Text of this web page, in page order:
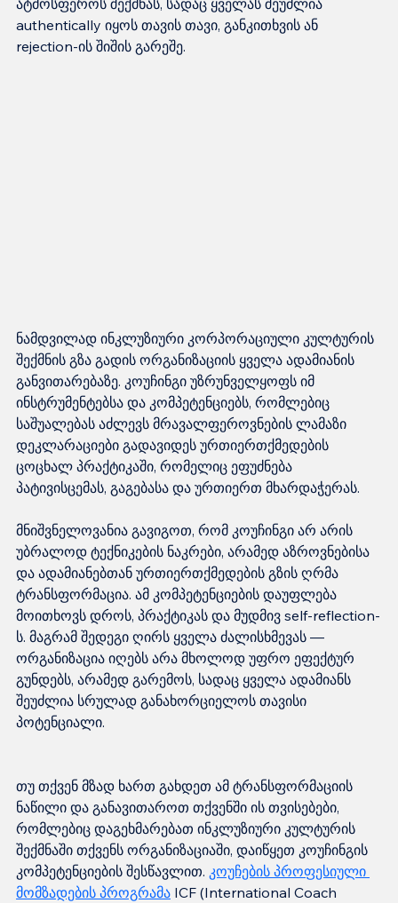
ატმოსფეროს შექმნას, სადაც ყველას შეუძლია
authentically იყოს თავის თავი, განკითხვის ან
ნამდვილად ინკლუზიური კორპორაციული კულტურის
შექმნის გზა გადის ორგანიზაციის ყველა ადამიანის
განვითარებაზე. კოუჩინგი უზრუნველყოფს იმ
ინსტრუმენტებსა და კომპეტენციებს, რომლებიც
საშუალებას აძლევს მრავალფეროვნების ლამაზი
დეკლარაციები გადავიდეს ურთიერთქმედების
ცოცხალ პრაქტიკაში, რომელიც ეფუძნება
პატივისცემას, გაგებასა და ურთიერთ მხარდაჭერას.
მნიშვნელოვანია გავიგოთ, რომ კოუჩინგი არ არის
უბრალოდ ტექნიკების ნაკრები, არამედ აზროვნებისა
და ადამიანებთან ურთიერთქმედების გზის ღრმა
ტრანსფორმაცია. ამ კომპეტენციების დაუფლება
მოითხოვს დროს, პრაქტიკას და მუდმივ self-reflection-
ს. მაგრამ შედეგი ღირს ყველა ძალისხმევას —
ორგანიზაცია იღებს არა მხოლოდ უფრო ეფექტურ
გუნდებს, არამედ გარემოს, სადაც ყველა ადამიანს
შეუძლია სრულად განახორციელოს თავისი
თუ თქვენ მზად ხართ გახდეთ ამ ტრანსფორმაციის
ნაწილი და განავითაროთ თქვენში ის თვისებები,
რომლებიც დაგეხმარებათ ინკლუზიური კულტურის
შექმნაში თქვენს ორგანიზაციაში, დაიწყეთ კოუჩინგის
კომპეტენციების შესწავლით. კოუჩების პროფესიული
მომზადების პროგრამა ICF (International Coach